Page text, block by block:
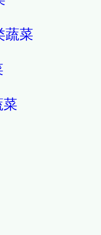
。
蔬菜
菜